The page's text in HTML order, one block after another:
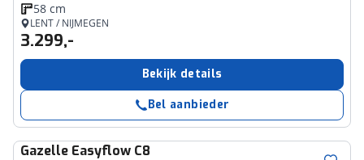
58 cm
LENT / NIJMEGEN
3.299,-
Bekijk details
Bel aanbieder
Gazelle Easyflow C8